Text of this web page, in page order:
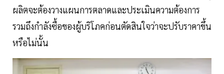
ผลิตจะต้องวางแผนการตลาดและประเมินความต้องการ
รวมถึงกำลังซื้อของผู้บริโภคก่อนตัดสินใจว่าจะปรับราคาขึ้น
หรือไม่นั้น